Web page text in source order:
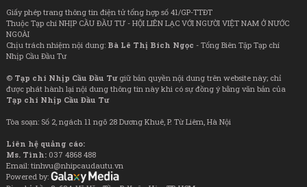
Giấy phép trang thông tin điện tử tổng hợp số 41/GP-TTĐT
Thuộc Tạp chí NHỊP CẦU ĐẦU TƯ - HỘI LIÊN LẠC VỚI NGƯỜI VIỆT NAM Ở NƯỚC
NGOÀI
Chịu trách nhiệm nội dung: Bà Lê Thị Bích Ngọc - Tổng Biên Tập Tạp chí
Nhịp Cầu Đầu Tư
© Tạp chí Nhịp Cầu Đầu Tưgiữ bản quyền nội dung trên website này; chỉ
được phát hành lại nội dung thông tin này khi có sự đồng ý bằng văn bản của
Tạp chí Nhịp Cầu Đầu Tư
Tòa soạn: Số 2, ngách 11 ngõ 28 Dương Khuê, P. Từ Liêm, Hà Nội
Liên hệ quảng cáo:
Ms. Tình: 037 4868 488
Email: tinhvu@nhipcaudautu.vn
Powered by: